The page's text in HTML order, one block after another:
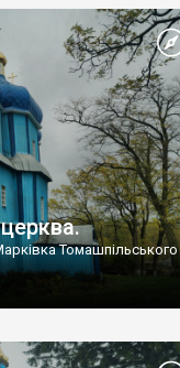
Томашпільського